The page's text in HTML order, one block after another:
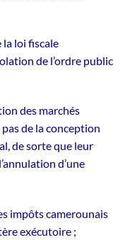
la loi fiscale
de l’ordre public
des marchés
de la conception
de sorte que leur
d’une
impôts camerounais
exécutoire ;